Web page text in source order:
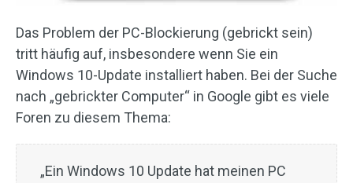
Das Problem der PC-Blockierung (gebrickt sein)
tritt häufig auf, insbesondere wenn Sie ein
Windows 10-Update installiert haben. Bei der Suche
nach „gebrickter Computer“ in Google gibt es viele
Foren zu diesem Thema:
„Ein Windows 10 Update hat meinen PC